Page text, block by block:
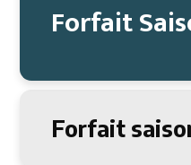
Forfait
Forfait